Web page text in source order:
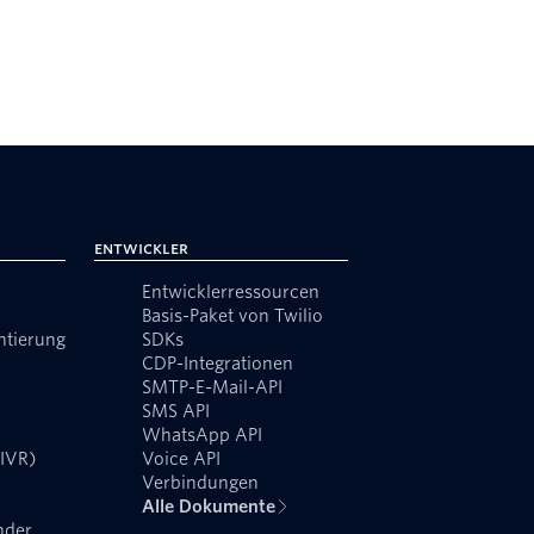
Entwickler
Entwicklerressourcen
Basis-Paket von Twilio
SDKs
CDP-Integrationen
SMTP-E-Mail-API
SMS API
WhatsApp API
Voice API
Verbindungen
Alle Dokumente